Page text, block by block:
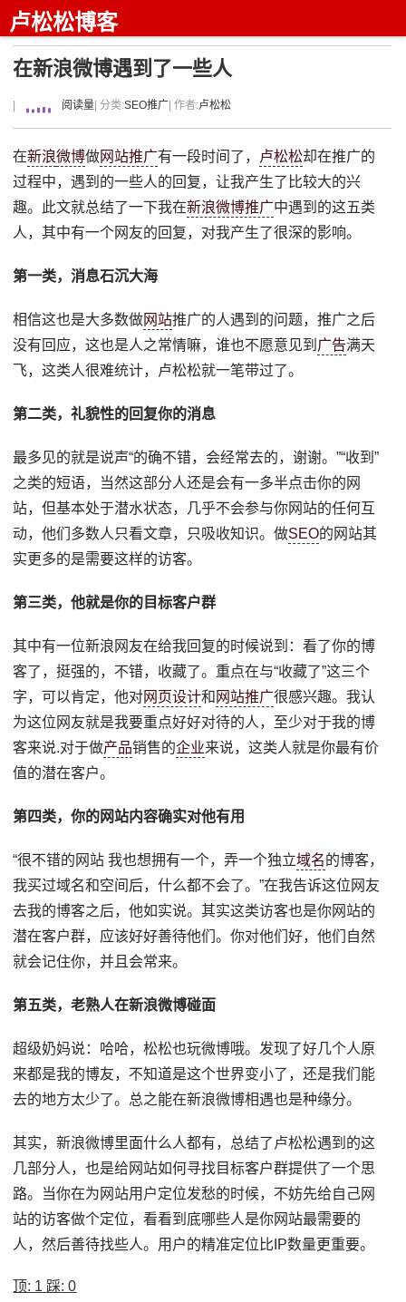
卢松松博客
在新浪微博遇到了一些人
阅读量 | 分类:SEO推广 | 作者:卢松松
在新浪微博做网站推广有一段时间了， 卢松松却在推广的
过程中，遇到的一些人的回复，让我产生了比较大的兴
趣。此文就总结了一下我在新浪微博推广中遇到的这五类
人，其中有一个网友的回复，对我产生了很深的影响。
第一类，消息石沉大海
相信这也是大多数做网站推广的人遇到的问题，推广之后
没有回应，这也是人之常情嘛，谁也不愿意见到 广告满天
飞，这类人很难统计，卢松松就一笔带过了。
第二类，礼貌性的回复你的消息
最多见的就是说声“的确不错，会经常去的，谢谢。”“收到”
之类的短语，当然这部分人还是会有一多半点击你的网
站，但基本处于潜水状态，几乎不会参与你网站的任何互
动，他们多数人只看文章，只吸收知识。做SEO的网站其
实更多的是需要这样的访客。
第三类，他就是你的目标客户群
其中有一位新浪网友在给我回复的时候说到：看了你的博
客了，挺强的，不错，收藏了。重点在与“收藏了”这三个
字，可以肯定，他对网页设计和 网站推广很感兴趣。我认
为这位网友就是我要重点好好对待的人，至少对于我的博
客来说.对于做产品销售的企业来说，这类人就是你最有价
值的潜在客户。
第四类，你的网站内容确实对他有用
“很不错的网站 我也想拥有一个，弄一个独立域名的博客，
我买过域名和空间后，什么都不会了。”在我告诉这位网友
去我的博客之后，他如实说。其实这类访客也是你网站的
潜在客户群，应该好好善待他们。你对他们好，他们自然
就会记住你，并且会常来。
第五类，老熟人在新浪微博碰面
超级奶妈说：哈哈，松松也玩微博哦。发现了好几个人原
来都是我的博友，不知道是这个世界变小了，还是我们能
去的地方太少了。总之能在新浪微博相遇也是种缘分。
其实，新浪微博里面什么人都有，总结了卢松松遇到的这
几部分人，也是给网站如何寻找目标客户群提供了一个思
路。当你在为网站用户定位发愁的时候，不妨先给自己网
站的访客做个定位，看看到底哪些人是你网站最需要的
人，然后善待找些人。用户的精准定位比IP数量更重要。
顶: 1 踩:0